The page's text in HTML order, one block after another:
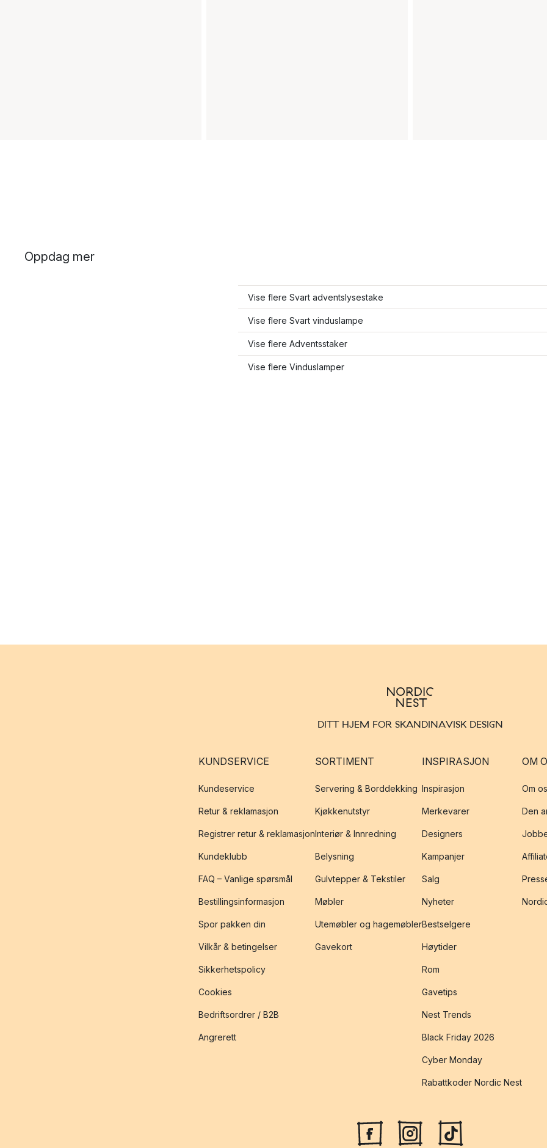
Oppdag mer
Vise flere Svart adventslysestake
Vise flere Svart vinduslampe
Vise flere Adventsstaker
Vise flere Vinduslamper
DITT HJEM FOR SKANDINAVISK DESIGN
KUNDSERVICE
Kundeservice
Retur & reklamasjon
Registrer retur & reklamasjon
Kundeklubb
FAQ – Vanlige spørsmål
Bestillingsinformasjon
Spor pakken din
Vilkår & betingelser
Sikkerhetspolicy
Cookies
Bedriftsordrer / B2B
Angrerett
SORTIMENT
Servering & Borddekking
Kjøkkenutstyr
Interiør & Innredning
Belysning
Gulvtepper & Tekstiler
Møbler
Utemøbler og hagemøbler
Gavekort
INSPIRASJON
Inspirasjon
Merkevarer
Designers
Kampanjer
Salg
Nyheter
Bestselgere
Høytider
Rom
Gavetips
Nest Trends
Black Friday 2026
Cyber Monday
Rabattkoder Nordic Nest
OM
Om
Den